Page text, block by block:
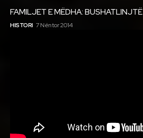
FAMILJET E MËDHA: BUSHATLINJTË
HISTORI 7 Nëntor 2014